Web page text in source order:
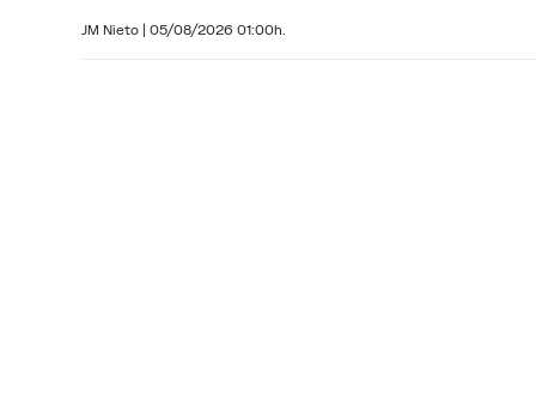
JM Nieto | 05/08/2026 01:00h.